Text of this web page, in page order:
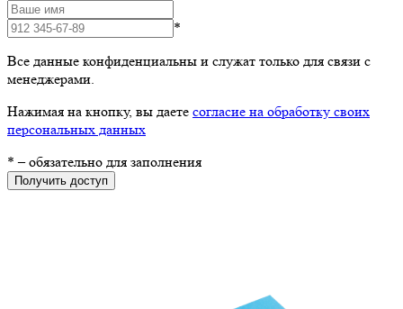
*
Все данные конфиденциальны и служат только для связи с
менеджерами.
Нажимая на кнопку, вы даете согласие на обработку своих
персональных данных
* – обязательно для заполнения
Получить доступ